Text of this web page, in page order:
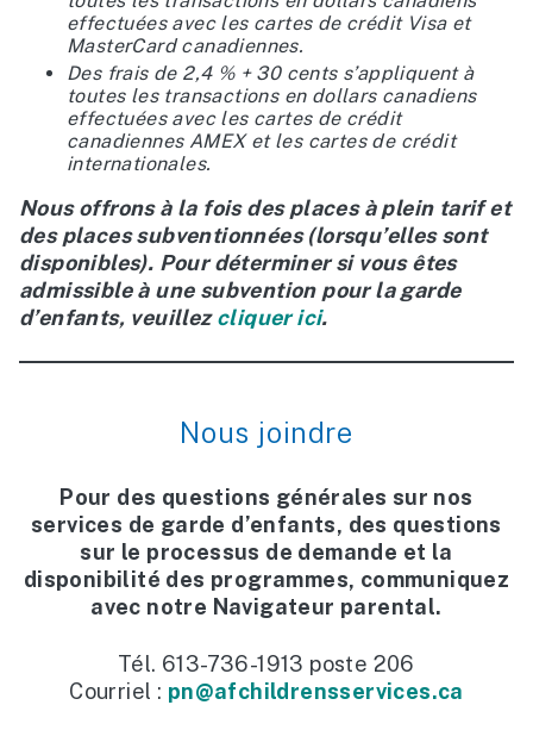
effectuées avec les cartes de crédit Visa et
MasterCard canadiennes.
Des frais de 2,4 % + 30 cents s’appliquent à
toutes les transactions en dollars canadiens
effectuées avec les cartes de crédit
canadiennes AMEX et les cartes de crédit
internationales.
Nous offrons à la fois des places à plein tarif et
des places subventionnées (lorsqu’elles sont
disponibles). Pour déterminer si vous êtes
admissible à une subvention pour la garde
d’enfants, veuillezcliquer ici.
Nous joindre
Pour des questions générales sur nos
services de garde d’enfants, des questions
sur le processus de demande et la
disponibilité des programmes, communiquez
avec notre Navigateur parental.
Tél. 613-736-1913 poste 206
Courriel : pn@afchildrensservices.ca